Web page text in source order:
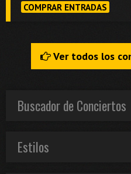
COMPRAR ENTRADAS
Ver todos los
Buscador de Conciertos
Estilos